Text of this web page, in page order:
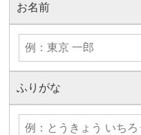
お名前
ふりがな